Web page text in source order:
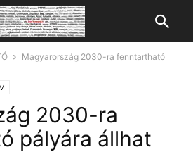
Magyarország 2030-ra fenntartható
2030-ra
pályára állhat